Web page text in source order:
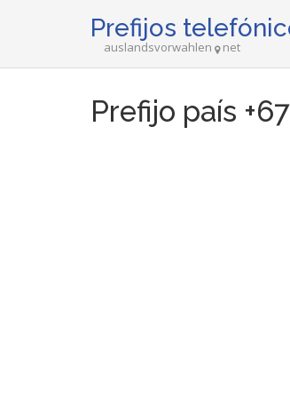
Prefijos
auslandsvorwahlen net
Prefijo país